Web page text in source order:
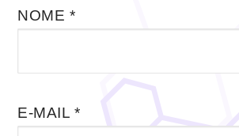
NOME *
E-MAIL *